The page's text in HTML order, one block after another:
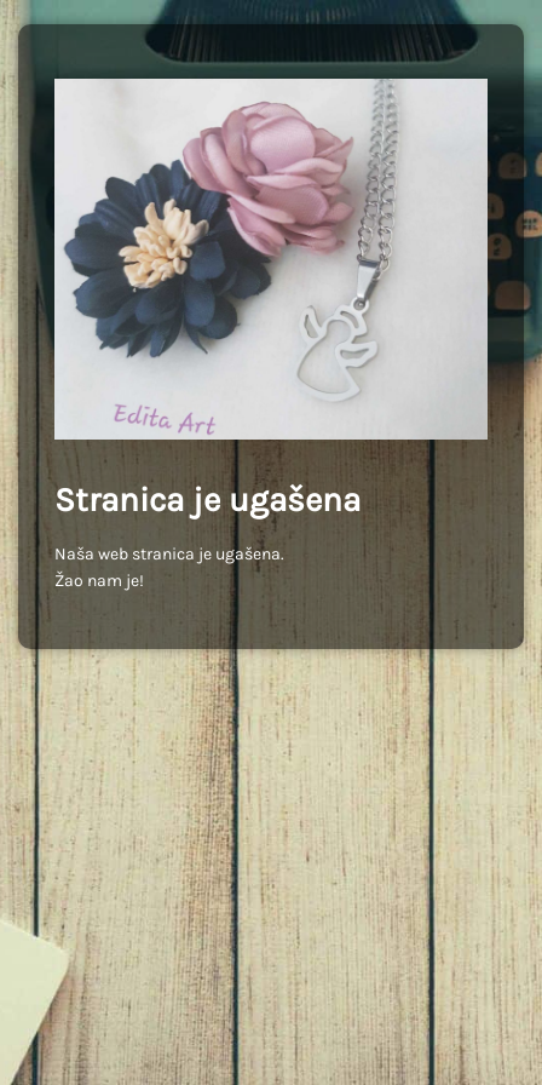
Stranica je ugašena
Naša web stranica je ugašena.
Žao nam je!